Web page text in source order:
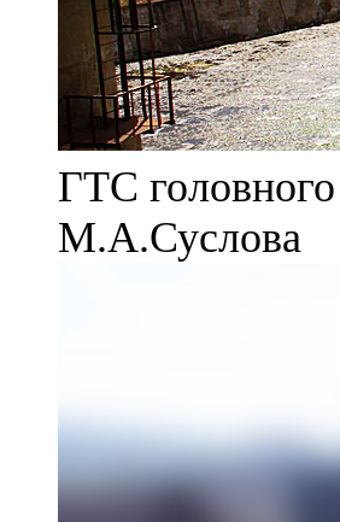
ГТС
М.А.Суслова